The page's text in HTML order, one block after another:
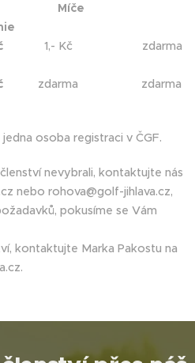
Míče
1,- Kč zdarma
zdarma zdarma
osoba registraci v ČGF.
nevybrali, kontaktujte nás
nebo rohova@golf-jihlava.cz,
pokusíme se Vám
kontaktujte Marka Pakostu na